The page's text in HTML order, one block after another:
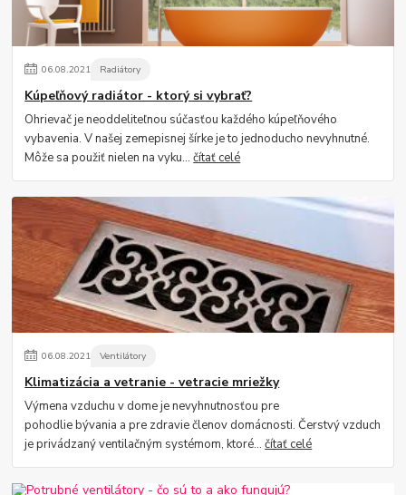
06.08.2021 Radiátory
Kúpeľňový radiátor - ktorý si vybrať?
Ohrievač je neoddeliteľnou súčasťou každého kúpeľňového
vybavenia. V našej zemepisnej šírke je to jednoducho nevyhnutné.
Môže sa použiť nielen na vyku...čítať celé
06.08.2021 Ventilátory
Klimatizácia a vetranie - vetracie mriežky
Výmena vzduchu v dome je nevyhnutnosťou pre
pohodlie bývania a pre zdravie členov domácnosti. Čerstvý vzduch
je privádzaný ventilačným systémom, ktoré...čítať celé